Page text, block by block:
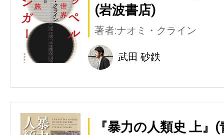
(岩波書店)
著者:ナオミ・クライン
武田 砂鉄
『暴力の人類史 上』